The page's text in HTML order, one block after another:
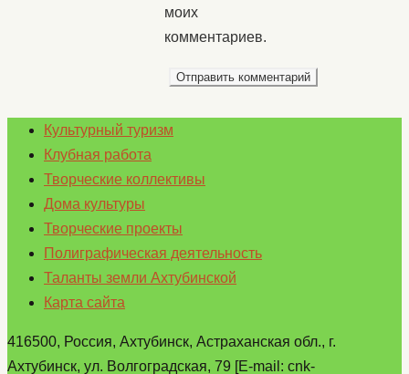
моих
комментариев.
Культурный туризм
Клубная работа
Творческие коллективы
Дома культуры
Творческие проекты
Полиграфическая деятельность
Таланты земли Ахтубинской
Карта сайта
416500, Россия, Ахтубинск, Астраханская обл., г.
Ахтубинск, ул. Волгоградская, 79 [E-mail: cnk-